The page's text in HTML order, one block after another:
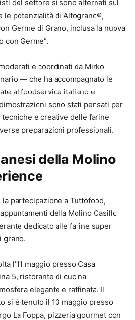
del settore si sono alternati sul
le potenzialità di Altograno®,
Germe di Grano, inclusa la nuova
con Germe”.
e coordinati da Mirko
— che ha accompagnato le
al foodservice italiano e
sono stati pensati per
e creative delle farine
preparazioni professionali.
della Molino
la partecipazione a Tuttofood,
della Molino Casillo
dedicato alle farine super
grano.
l’11 maggio presso Casa
5, ristorante di cucina
elegante e raffinata. Il
si è tenuto il 13 maggio presso
La Foppa, pizzeria gourmet con